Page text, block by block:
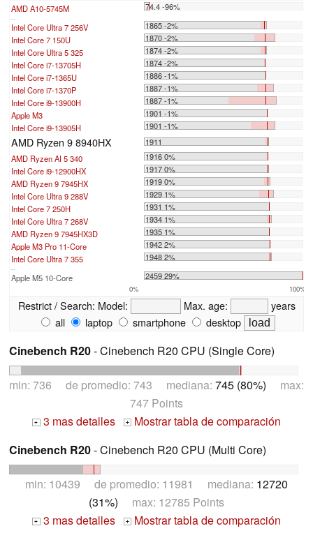
AMD A10-5745M 74.4 -96%
...
Intel Core Ultra 7 256V
1865 -2%
Intel Core 7 150U
1870 -2%
Intel Core Ultra 5 325
1874 -2%
Intel Core i7-13705H
1874 -2%
Intel Core i7-1365U
1886 -1%
Intel Core i7-1370P
1887 -1%
Intel Core i9-13900H
1887 -1%
Apple M3
1901 -1%
Intel Core i9-13905H
1901 -1%
AMD Ryzen 9 8940HX
1911
AMD Ryzen AI 5 340
1916 0%
Intel Core i9-12900HX
1917 0%
AMD Ryzen 9 7945HX
1919 0%
Intel Core Ultra 9 288V
1929 1%
Intel Core 7 250H
1931 1%
Intel Core Ultra 7 268V
1934 1%
AMD Ryzen 9 7945HX3D
1935 1%
Apple M3 Pro 11-Core
1942 2%
Intel Core Ultra 7 355
1948 2%
...
Apple M5 10-Core 2459 29%
0% 100%
Restrict / Search: Model: Max. age:
years
all
laptop smartphone desktop
Cinebench R20- Cinebench R20 CPU (Single Core)
min: 736 de promedio: 743 mediana: 745 (80%) max:
747 Points
+ 3 mas detalles +
Mostrar tabla de comparación
Cinebench R20- Cinebench R20 CPU (Multi Core)
min: 10439 de promedio: 11981 mediana: 12720
(31%) max: 12785 Points
+ 3 mas detalles +
Mostrar tabla de comparación